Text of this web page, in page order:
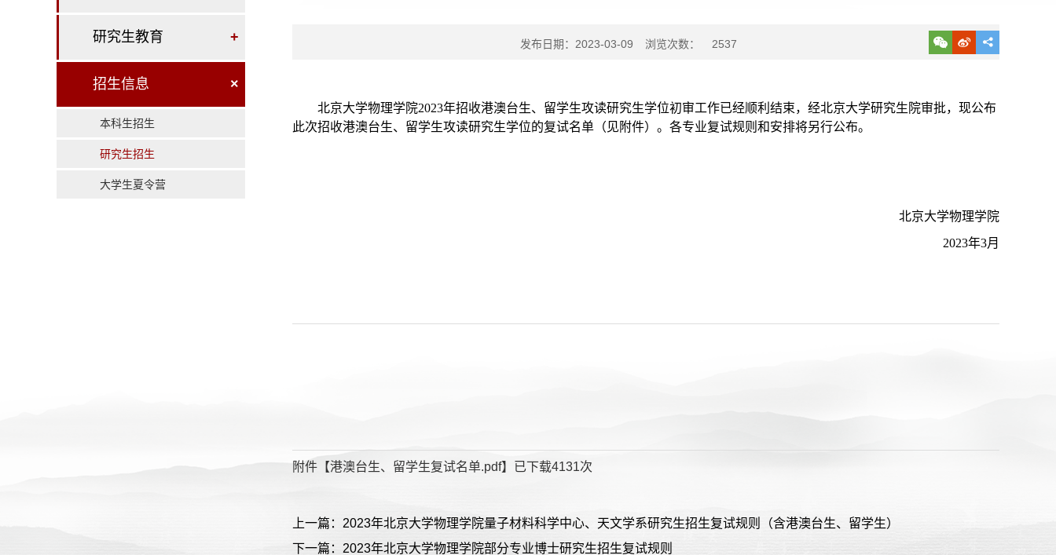
研究生教育 +
招生信息 ×
本科生招生
研究生招生
大学生夏令营
发布日期：2023-03-09 浏览次数： 2537
北京大学物理学院2023年招收港澳台生、留学生攻读研究生学位初审工作已经顺利结束，经北京大学研究生院审批，现公布
此次招收港澳台生、留学生攻读研究生学位的复试名单（见附件）。各专业复试规则和安排将另行公布。
北京大学物理学院
2023年3月
附件【港澳台生、留学生复试名单.pdf】已下载4131次
上一篇：2023年北京大学物理学院量子材料科学中心、天文学系研究生招生复试规则（含港澳台生、留学生）
下一篇：2023年北京大学物理学院部分专业博士研究生招生复试规则